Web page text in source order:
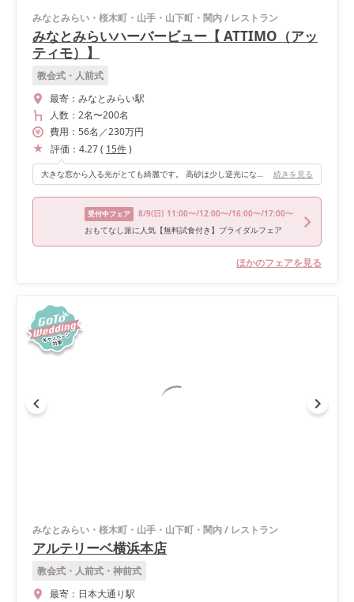
みなとみらい・桜木町・山手・山下町・関内/ レストラン
みなとみらいハーバービュー【 ATTIMO（アッ
ティモ）】
教会式・人前式
最寄： みなとみらい駅
人数： 2名〜200名
費用： 56名 ／230万円
評価： 4.27( 15件)
大きな窓から入る光がとても綺麗です。 高砂は少し逆光になってしまうこともありますが、昼間の式だったので気になりませんでした。 入場シーンなどはドレスもより一層キラキラと見えて嬉しかったです。 お料理が美味しく、ゲストのみなさまからも好評でした♡ 続きを見る
受付中フェア 8/9(日) 11:00〜/12:00〜/16:00〜/17:00〜
おもてなし派に人気【無料試食付き】ブライダルフェア
ほかのフェアを見る
みなとみらい・桜木町・山手・山下町・関内/ レストラン
アルテリーベ横浜本店
教会式・人前式・神前式
最寄： 日本大通り駅